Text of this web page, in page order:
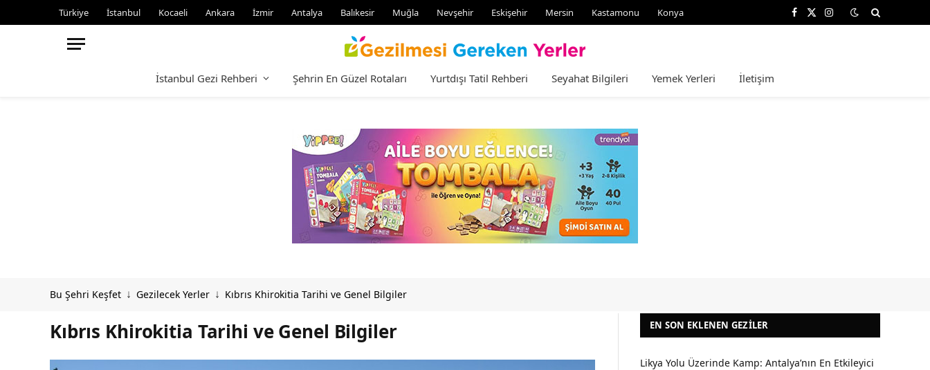
Türkiye İstanbul Kocaeli Ankara İzmir Antalya Balıkesir Muğla Nevşehir Eskişehir Mersin Kastamonu Konya Facebook
X
Instagram
İstanbul Gezi Rehberi Şehrin En Güzel Rotaları Yurtdışı Tatil Rehberi Seyahat Bilgileri Yemek Yerleri İletişim
Bu Şehri Keşfet ↓ Gezilecek Yerler ↓ Kıbrıs Khirokitia Tarihi ve Genel Bilgiler
Kıbrıs Khirokitia Tarihi ve Genel Bilgiler EN SON EKLENEN GEZILER
Likya Yolu Üzerinde Kamp: Antalya’nın En Etkileyici